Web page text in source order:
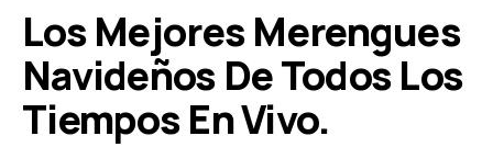
Los Mejores Merengues
Navideños De Todos Los
Tiempos En Vivo.